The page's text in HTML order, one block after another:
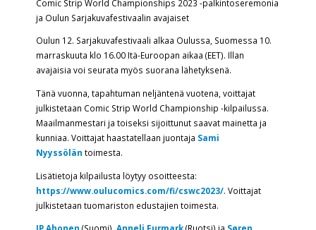
Comic Strip World Championships 2023 -palkintoseremonia
ja Oulun Sarjakuvafestivaalin avajaiset
Oulun 12. Sarjakuvafestivaali alkaa Oulussa, Suomessa 10.
marraskuuta klo 16.00 Itä-Euroopan aikaa (EET). Illan
avajaisia voi seurata myös suorana lähetyksenä.
Tänä vuonna, tapahtuman neljäntenä vuotena, voittajat
julkistetaan Comic Strip World Championship -kilpailussa.
Maailmanmestari ja toiseksi sijoittunut saavat mainetta ja
kunniaa. Voittajat haastatellaan juontaja Sami
Nyyssölän toimesta.
Lisätietoja kilpailusta löytyy osoitteesta:
https://www.oulucomics.com/fi/cswc2023/. Voittajat
julkistetaan tuomariston edustajien toimesta.